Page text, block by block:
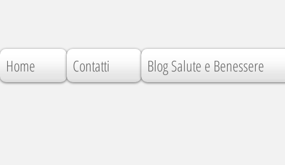
Home Contatti Blog Salute e Benessere